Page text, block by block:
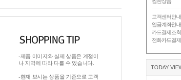
고객센터안내
입금계좌안내
카드결제조회
전화카드결제
TODAY
-제품 이미지와 실제 상품은 계절이
나 지역에 따라 다를 수 있습니다.
-현재 보시는 상품을 기준으로 고객